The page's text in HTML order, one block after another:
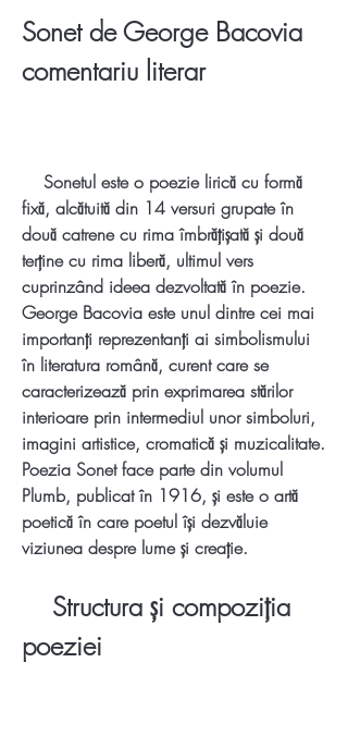
Sonet de George Bacovia
comentariu literar
fixă, alcătuită din 14 versuri grupate în
două catrene cu rima îmbrățișată și două
terține cu rima liberă, ultimul vers
cuprinzând ideea dezvoltată în poezie.
George Bacovia este unul dintre cei mai
importanți reprezentanți ai simbolismului
în literatura română, curent care se
caracterizează prin exprimarea stărilor
interioare prin intermediul unor simboluri,
imagini artistice, cromatică și muzicalitate.
Poezia Sonet face parte din volumul
Plumb, publicat în 1916, și este o artă
poetică în care poetul își dezvăluie
viziunea despre lume și creație.
poeziei